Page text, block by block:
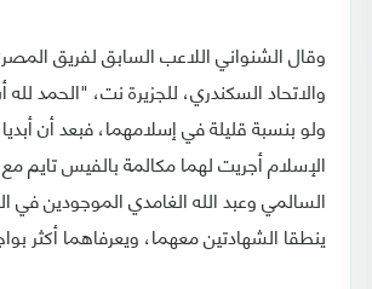
وقال الشنواني اللاعب السابق لفريق
والاتحاد السكندري، للجزيرة نت، "الحمد
ولو بنسبة قليلة في إسلامهما، فبعد أن
الإسلام أجريت لهما مكالمة بالفيس تايم
السالمي وعبد الله الغامدي الموجودين في
ينطقا الشهادتين معهما، ويعرفاهما أكثر